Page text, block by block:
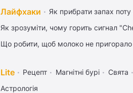
Лайфхаки Як прибрати запах поту
Як зрозуміти, чому горить сигнал
Що робити, щоб молоко не пригорало
Lite Рецепт Магнітні бурі Свята
Астрологія